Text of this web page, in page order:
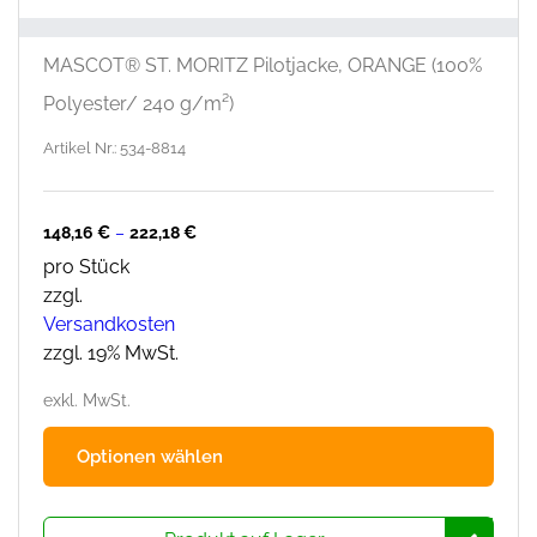
MASCOT® ST. MORITZ Pilotjacke, ORANGE (100%
Polyester/ 240 g/m²)
Artikel Nr.: 534-8814
148,16 € – 222,18€
pro Stück
zzgl.
Versandkosten
zzgl. 19% MwSt.
exkl. MwSt.
Optionen wählen